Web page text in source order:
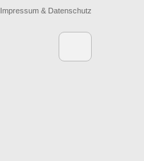
Impressum & Datenschutz